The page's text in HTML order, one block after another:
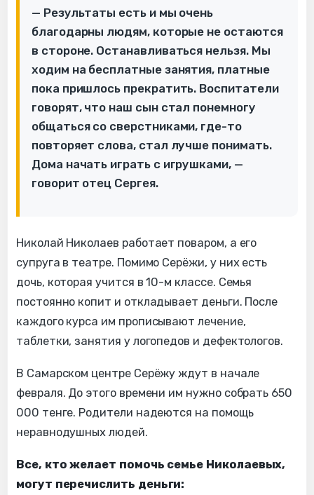
— Результаты есть и мы очень
благодарны людям, которые не остаются
в стороне. Останавливаться нельзя. Мы
ходим на бесплатные занятия, платные
пока пришлось прекратить. Воспитатели
говорят, что наш сын стал понемногу
общаться со сверстниками, где-то
повторяет слова, стал лучше понимать.
Дома начать играть с игрушками, —
говорит отец Сергея.
Николай Николаев работает поваром, а его
супруга в театре. Помимо Серёжи, у них есть
дочь, которая учится в 10-м классе. Семья
постоянно копит и откладывает деньги. После
каждого курса им прописывают лечение,
таблетки, занятия у логопедов и дефектологов.
В Самарском центре Серёжу ждут в начале
февраля. До этого времени им нужно собрать 650
000 тенге. Родители надеются на помощь
неравнодушных людей.
Все, кто желает помочь семье Николаевых,
могут перечислить деньги: